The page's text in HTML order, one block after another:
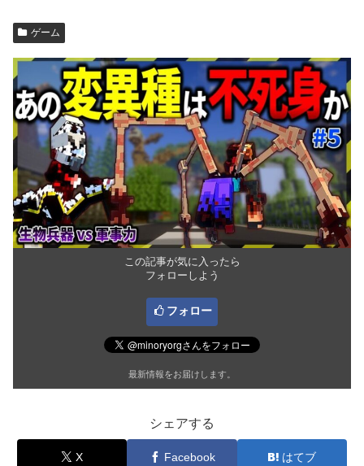
ゲーム
この記事が気に入ったら
フォローしよう
フォロー
最新情報をお届けします。
シェアする
X Facebook はてブ